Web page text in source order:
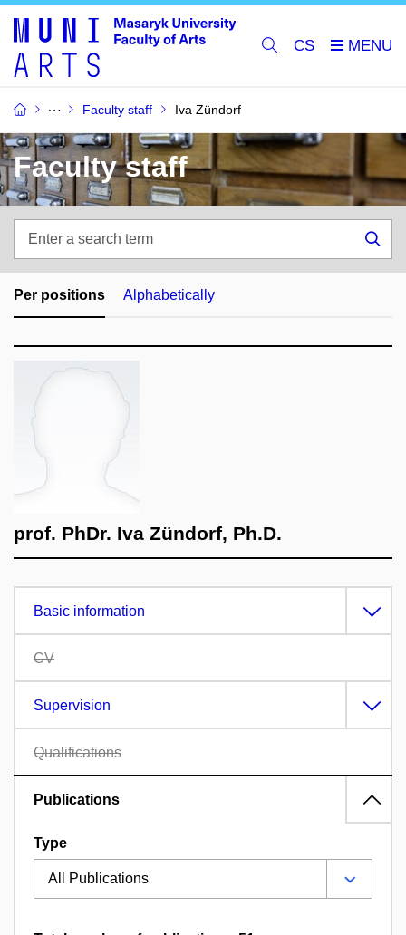
CS
Faculty staff Iva Zündorf
Faculty staff
search
term
Per positions Alphabetically
prof. PhDr. Iva Zündorf, Ph.D.
Basic information
CV
Supervision
Qualifications
Publications
Type